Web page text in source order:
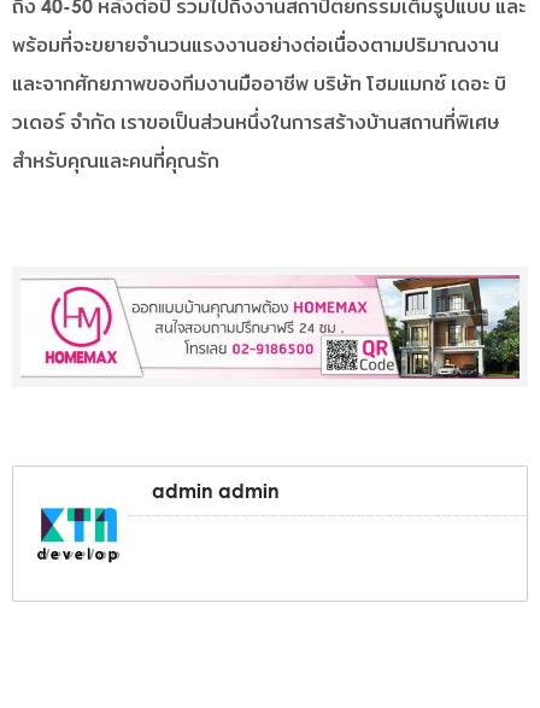
ถึง 40-50 หลังต่อปี รวมไปถึงงานสถาปัตยกรรมเต็มรูปแบบ และ
พร้อมที่จะขยายจำนวนแรงงานอย่างต่อเนื่องตามปริมาณงาน
และจากศักยภาพของทีมงานมืออาชีพ บริษัท โฮมแมกซ์ เดอะ บิ
วเดอร์ จำกัด เราขอเป็นส่วนหนึ่งในการสร้างบ้านสถานที่พิเศษ
สำหรับคุณและคนที่คุณรัก
admin admin